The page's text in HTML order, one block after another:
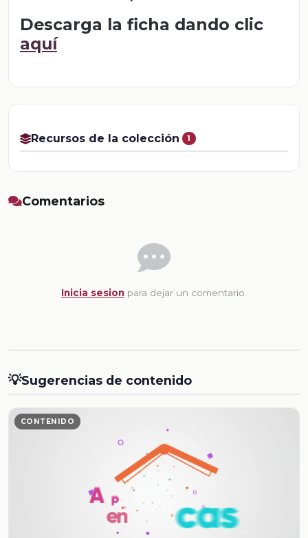
Descarga la ficha dando clic
aquí
Recursos de la colección 1
Comentarios
Inicia sesion para dejar un comentario.
💡Sugerencias de contenido
CONTENIDO